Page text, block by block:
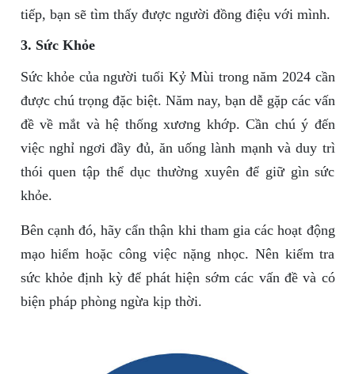
tiếp, bạn sẽ tìm thấy được người đồng điệu với mình.
3. Sức Khỏe
Sức khỏe của người tuổi Kỷ Mùi trong năm 2024 cần
được chú trọng đặc biệt. Năm nay, bạn dễ gặp các vấn
đề về mắt và hệ thống xương khớp. Cần chú ý đến
việc nghỉ ngơi đầy đủ, ăn uống lành mạnh và duy trì
thói quen tập thể dục thường xuyên để giữ gìn sức
khỏe.
Bên cạnh đó, hãy cẩn thận khi tham gia các hoạt động
mạo hiểm hoặc công việc nặng nhọc. Nên kiểm tra
sức khỏe định kỳ để phát hiện sớm các vấn đề và có
biện pháp phòng ngừa kịp thời.